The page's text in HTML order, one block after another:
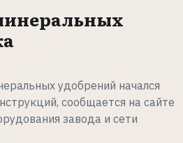
удобрений начался
сообщается на сайте
завода и сети